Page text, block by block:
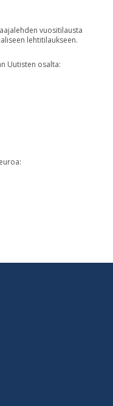
vuositilausta
lehtitilaukseen.
Uutisten osalta: